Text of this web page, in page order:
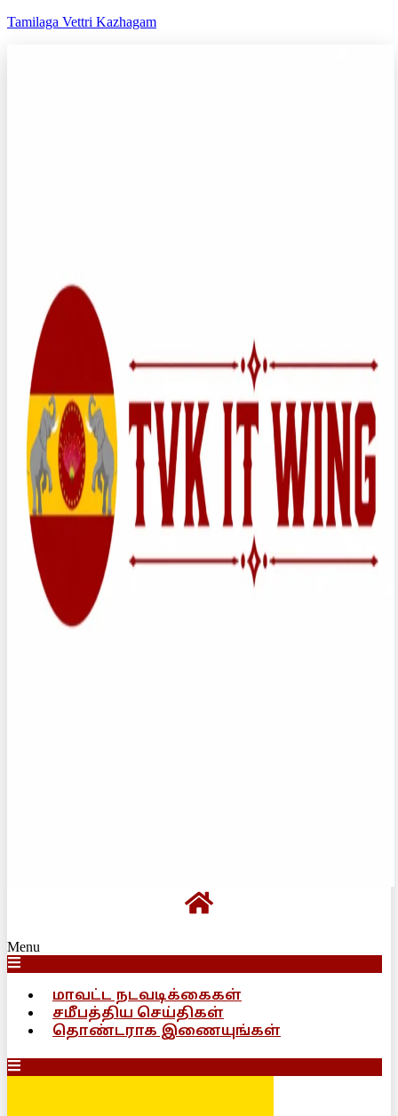
Tamilaga Vettri Kazhagam
Menu
மாவட்ட நடவடிக்கைகள்
சமீபத்திய செய்திகள்
தொண்டராக இணையுங்கள்